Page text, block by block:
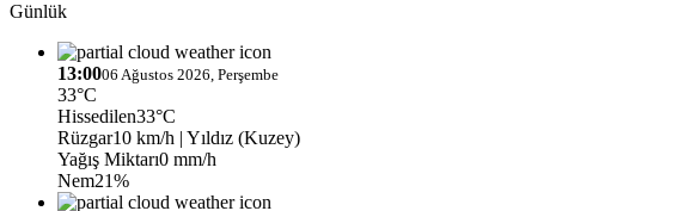
Günlük
13:0006 Ağustos 2026, Perşembe
33°C
Hissedilen33°C
Rüzgar10 km/h | Yıldız (Kuzey)
Yağış Miktarı0 mm/h
Nem21%